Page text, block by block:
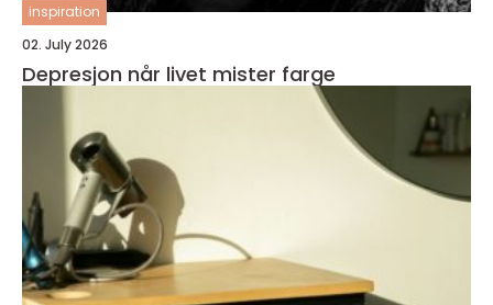
inspiration
02. July 2026
Depresjon når livet mister farge